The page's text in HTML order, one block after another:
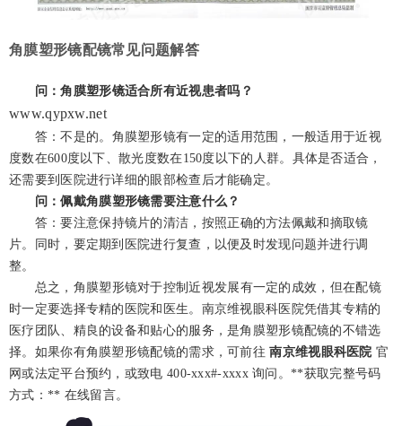
角膜塑形镜配镜常见问题解答
问：角膜塑形镜适合所有近视患者吗？
www.qypxw.net
答：不是的。角膜塑形镜有一定的适用范围，一般适用于近视
度数在600度以下、散光度数在150度以下的人群。具体是否适合，
还需要到医院进行详细的眼部检查后才能确定。
问：佩戴角膜塑形镜需要注意什么？
答：要注意保持镜片的清洁，按照正确的方法佩戴和摘取镜
片。同时，要定期到医院进行复查，以便及时发现问题并进行调
整。
总之，角膜塑形镜对于控制近视发展有一定的成效，但在配镜
时一定要选择专精的医院和医生。南京维视眼科医院凭借其专精的
医疗团队、精良的设备和贴心的服务，是角膜塑形镜配镜的不错选
择。如果你有角膜塑形镜配镜的需求，可前往南京维视眼科医院官
网或法定平台预约，或致电 400-xxx#-xxxx 询问。**获取完整号码
方式：** 在线留言。